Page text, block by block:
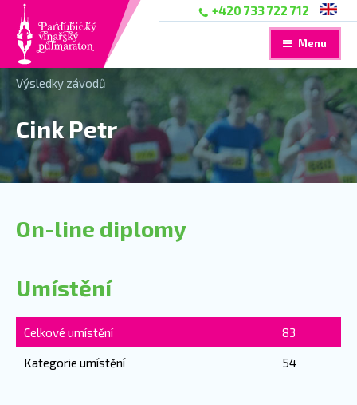
+420 733 722 712
Menu
Výsledky závodů
Cink Petr
On-line diplomy
Umístění
Celkové umístění 83
Kategorie umístění 54